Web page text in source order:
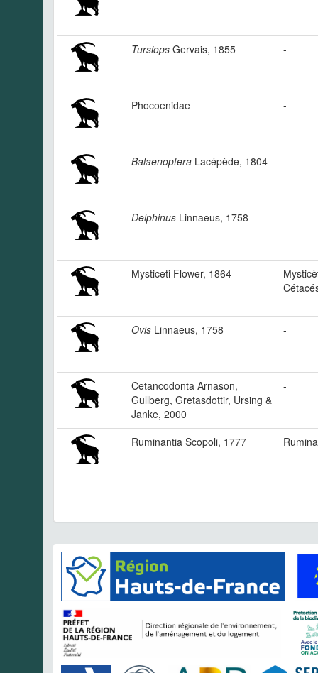
Tursiops Gervais, 1855 -
Phocoenidae -
Balaenoptera Lacépède, 1804 -
Delphinus Linnaeus, 1758 -
Mysticeti Flower, 1864
Ovis Linnaeus, 1758 -
Cetancodonta Arnason,
Gullberg, Gretasdottir, Ursing &
Janke, 2000
-
Ruminantia Scopoli, 1777